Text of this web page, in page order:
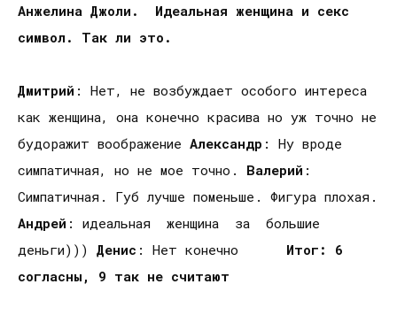
Анжелина Джоли. Идеальная женщина и секс
символ. Так ли это.
Дмитрий : Нет, не возбуждает особого интереса
как женщина, она конечно красива но уж точно не
будоражит воображение Александр : Ну вроде
симпатичная, но не мое точно. Валерий :
Симпатичная. Губ лучше поменьше. Фигура плохая.
Андрей : идеальная женщина за большие
деньги))) Денис : Нет конечно Итог: 6
согласны, 9 так не считают